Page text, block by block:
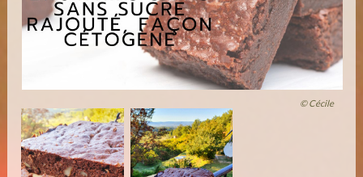
© Cécile